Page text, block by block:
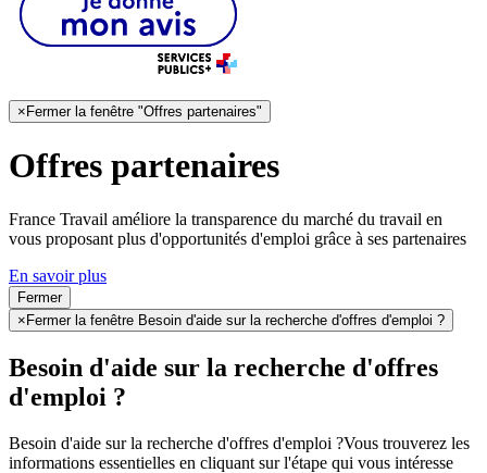
× Fermer la fenêtre "Offres partenaires"
Offres partenaires
France Travail améliore la transparence du marché du travail en
vous proposant plus d'opportunités d'emploi grâce à ses partenaires
En savoir plus
Fermer
× Fermer la fenêtre Besoin d'aide sur la recherche d'offres d'emploi ?
Besoin d'aide sur la recherche d'offres
d'emploi ?
Besoin d'aide sur la recherche d'offres d'emploi ?Vous trouverez les
informations essentielles en cliquant sur l'étape qui vous intéresse